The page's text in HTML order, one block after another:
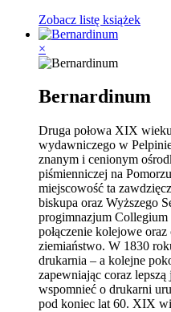
Zobacz listę książek
×
Bernardinum
Druga połowa XIX
wydawniczego w
znanym i cenionym
piśmienniczej na
miejscowość ta
biskupa oraz Wyższego
progimnazjum Collegium
połączenie kolejowe
ziemiaństwo. W 1830
drukarnia – a kolejne
zapewniając coraz
wspomnieć o drukarni
pod koniec lat 60. XIX